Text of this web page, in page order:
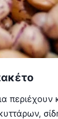
περιέχουν